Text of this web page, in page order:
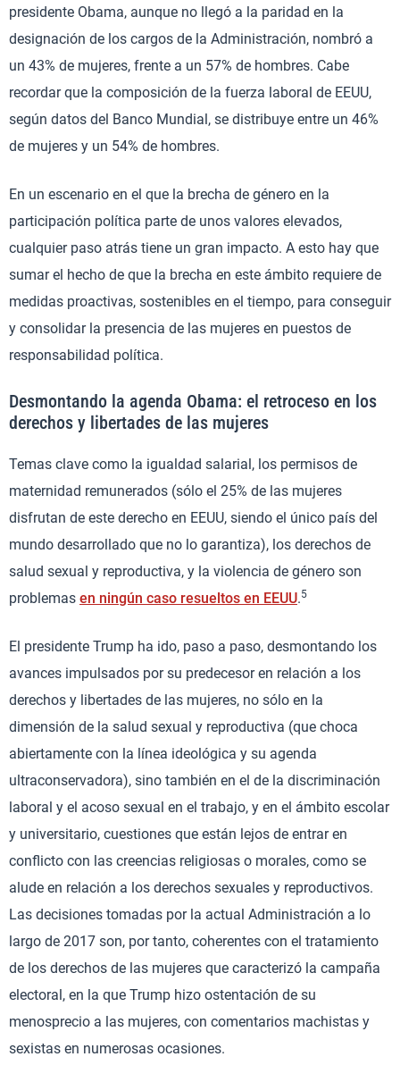
presidente Obama, aunque no llegó a la paridad en la
designación de los cargos de la Administración, nombró a
un 43% de mujeres, frente a un 57% de hombres. Cabe
recordar que la composición de la fuerza laboral de EEUU,
según datos del Banco Mundial, se distribuye entre un 46%
de mujeres y un 54% de hombres.
En un escenario en el que la brecha de género en la
participación política parte de unos valores elevados,
cualquier paso atrás tiene un gran impacto. A esto hay que
sumar el hecho de que la brecha en este ámbito requiere de
medidas proactivas, sostenibles en el tiempo, para conseguir
y consolidar la presencia de las mujeres en puestos de
responsabilidad política.
Desmontando la agenda Obama: el retroceso en los
derechos y libertades de las mujeres
Temas clave como la igualdad salarial, los permisos de
maternidad remunerados (sólo el 25% de las mujeres
disfrutan de este derecho en EEUU, siendo el único país del
mundo desarrollado que no lo garantiza), los derechos de
salud sexual y reproductiva, y la violencia de género son
problemas en ningún caso resueltos en EEUU.5
El presidente Trump ha ido, paso a paso, desmontando los
avances impulsados por su predecesor en relación a los
derechos y libertades de las mujeres, no sólo en la
dimensión de la salud sexual y reproductiva (que choca
abiertamente con la línea ideológica y su agenda
ultraconservadora), sino también en el de la discriminación
laboral y el acoso sexual en el trabajo, y en el ámbito escolar
y universitario, cuestiones que están lejos de entrar en
conflicto con las creencias religiosas o morales, como se
alude en relación a los derechos sexuales y reproductivos.
Las decisiones tomadas por la actual Administración a lo
largo de 2017 son, por tanto, coherentes con el tratamiento
de los derechos de las mujeres que caracterizó la campaña
electoral, en la que Trump hizo ostentación de su
menosprecio a las mujeres, con comentarios machistas y
sexistas en numerosas ocasiones.